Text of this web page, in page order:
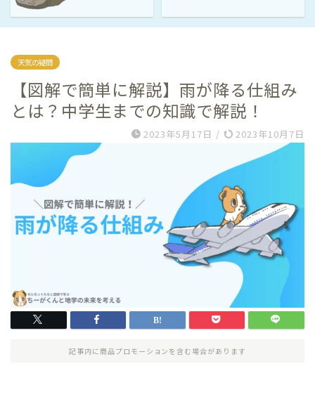
天気の疑問
【図解で簡単に解説】雨が降る仕組み
とは？中学生までの知識で解説！
2023年5月17日 / 2023年10月7日
記事内に商品プロモーションを含む場合があります